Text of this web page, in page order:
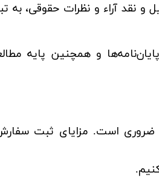
و نقد آراء و نظرات حقوقی، به
و همچنین پایه
ضروری است. مزایای ثبت